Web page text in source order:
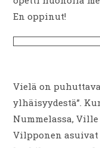
En oppinut!
Vielä on
ylhäisyydestä”.
Nummelassa, Ville
Vilpponen